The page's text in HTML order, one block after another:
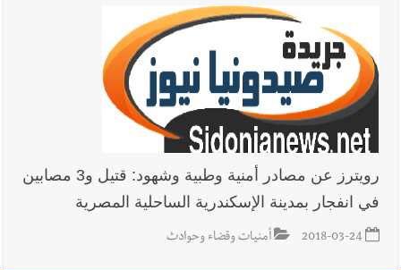
رويترز عن مصادر أمنية وطبية وشهود: قتيل و3 مصابين
في انفجار بمدينة الإسكندرية الساحلية المصرية
2018-03-24 أمنيات وقضاء وحوادث